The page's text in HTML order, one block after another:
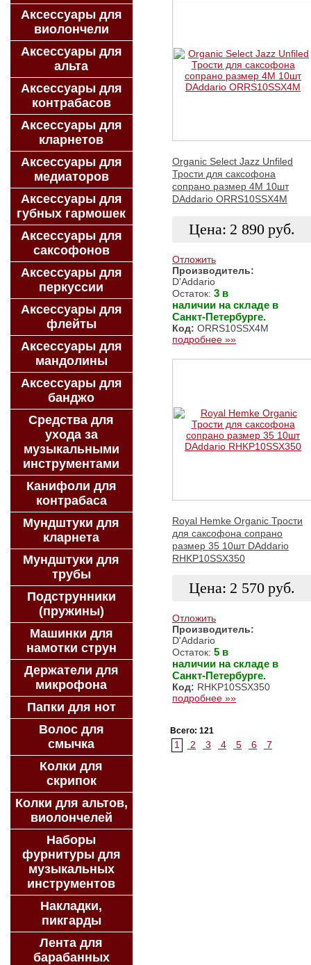
Organic Select Jazz Unfiled
Трости для саксофона
сопрано размер 4M 10шт
DAddario ORRS10SSX4M
Цена: 2 890 руб.
Отложить
Производитель:
D'Addario
Остаток: 3 в
наличии на складе в
Санкт-Петербурге.
Код: ORRS10SSX4M
подробнее »»
Royal Hemke Organic Трости
для саксофона сопрано
размер 35 10шт DAddario
RHKP10SSX350
Цена: 2 570 руб.
Отложить
Производитель:
D'Addario
Остаток: 5 в
наличии на складе в
Санкт-Петербурге.
Код: RHKP10SSX350
подробнее »»
Всего: 121
1 2 3 4 5 6 7
Аксессуары для
виолончели
Аксессуары для
альта
Аксессуары для
контрабасов
Аксессуары для
кларнетов
Аксессуары для
медиаторов
Аксессуары для
губных гармошек
Аксессуары для
саксофонов
Аксессуары для
перкуссии
Аксессуары для
флейты
Аксессуары для
мандолины
Аксессуары для
банджо
Средства для
ухода за
музыкальными
инструментами
Канифоли для
контрабаса
Мундштуки для
кларнета
Мундштуки для
трубы
Подструнники
(пружины)
Машинки для
намотки струн
Держатели для
микрофона
Папки для нот
Волос для
смычка
Колки для
скрипок
Колки для альтов,
виолончелей
Наборы
фурнитуры для
музыкальных
инструментов
Накладки,
пикгарды
Лента для
барабанных